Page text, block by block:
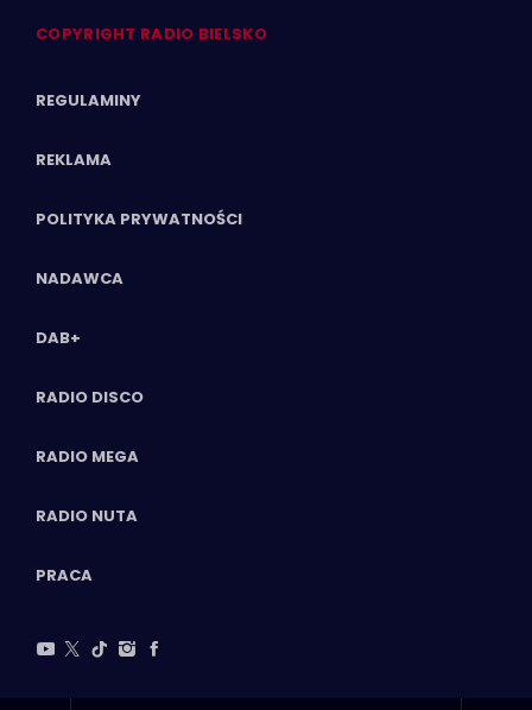
COPYRIGHT RADIO BIELSKO
REGULAMINY
REKLAMA
POLITYKA PRYWATNOŚCI
NADAWCA
DAB+
RADIO DISCO
RADIO MEGA
RADIO NUTA
PRACA